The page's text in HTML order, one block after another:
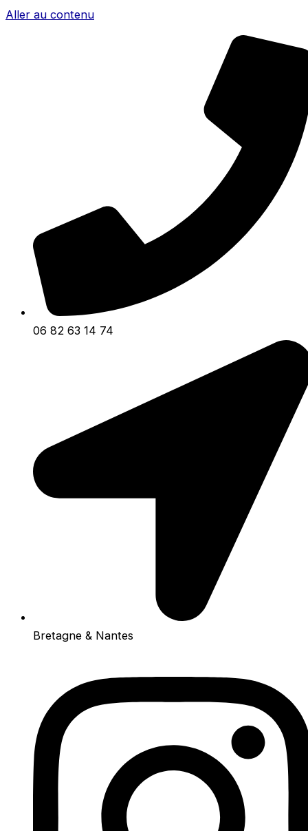
Aller au contenu
06 82 63 14 74
Bretagne & Nantes